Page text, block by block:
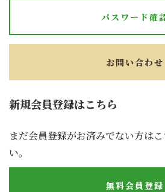
新規会員登録はこちら
まだ会員登録がお済みでない方は
い。
無料会員登録
パスワード確
お問い合わせ